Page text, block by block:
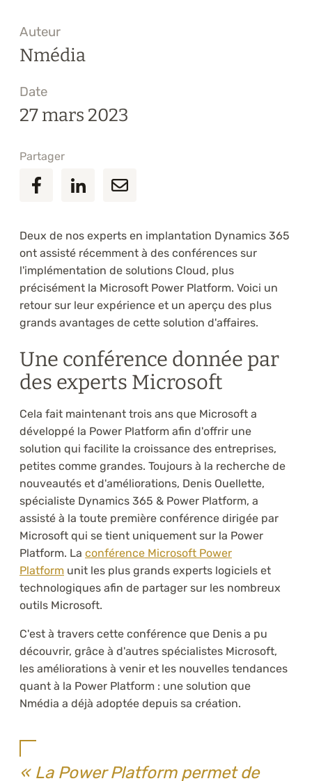
Auteur
Nmédia
Date
27 mars 2023
Partager
Deux de nos experts en implantation Dynamics 365
ont assisté récemment à des conférences sur
l'implémentation de solutions Cloud, plus
précisément la Microsoft Power Platform. Voici un
retour sur leur expérience et un aperçu des plus
grands avantages de cette solution d'affaires.
Une conférence donnée par
des experts Microsoft
Cela fait maintenant trois ans que Microsoft a
développé la Power Platform afin d'offrir une
solution qui facilite la croissance des entreprises,
petites comme grandes. Toujours à la recherche de
nouveautés et d'améliorations, Denis Ouellette,
spécialiste Dynamics 365 & Power Platform, a
assisté à la toute première conférence dirigée par
Microsoft qui se tient uniquement sur la Power
Platform. La conférence Microsoft Power
Platform unit les plus grands experts logiciels et
technologiques afin de partager sur les nombreux
outils Microsoft.
C'est à travers cette conférence que Denis a pu
découvrir, grâce à d'autres spécialistes Microsoft,
les améliorations à venir et les nouvelles tendances
quant à la Power Platform : une solution que
Nmédia a déjà adoptée depuis sa création.
La Power Platform permet de